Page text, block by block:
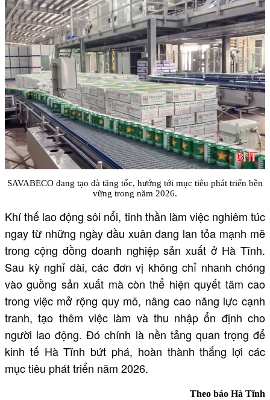
SAVABECO đang tạo đà tăng tốc, hướng tới mục tiêu phát triển bền
vững trong năm 2026.
Khí thế lao động sôi nổi, tinh thần làm việc nghiêm túc
ngay từ những ngày đầu xuân đang lan tỏa mạnh mẽ
trong cộng đồng doanh nghiệp sản xuất ở Hà Tĩnh.
Sau kỳ nghỉ dài, các đơn vị không chỉ nhanh chóng
vào guồng sản xuất mà còn thể hiện quyết tâm cao
trong việc mở rộng quy mô, nâng cao năng lực cạnh
tranh, tạo thêm việc làm và thu nhập ổn định cho
người lao động. Đó chính là nền tảng quan trọng để
kinh tế Hà Tĩnh bứt phá, hoàn thành thắng lợi các
mục tiêu phát triển năm 2026.
Theo báo Hà Tĩnh